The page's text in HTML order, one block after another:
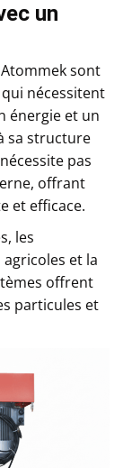
un
sont
nécessitent
énergie et un
sa structure
pas
offrant
et efficace.
les
et la
offrent
particules et